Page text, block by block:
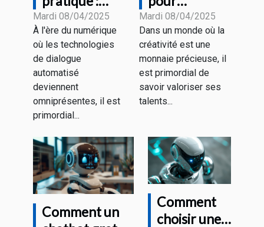
Optimiser
votre
interaction
avec les
technologies
de dialogue
automatisé
Mardi 08/04/2025
À l'ère du numérique
où les technologies
de dialogue
automatisé
deviennent
omniprésentes, il est
primordial...
monétiser
votre
créativité
avec des
outils de
génération de
d'image
Mardi 08/04/2025
Dans un monde où la
créativité est une
monnaie précieuse, il
est primordial de
savoir valoriser ses
talents...
Comment un
Comment
choisir une